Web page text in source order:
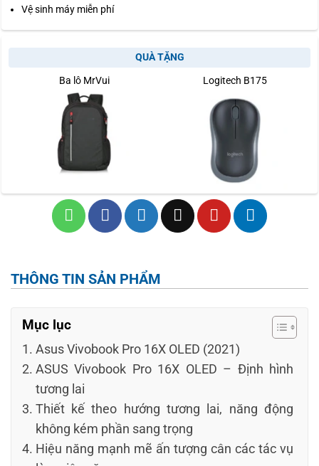
Vệ sinh máy miễn phí
QUÀ TẶNG
Ba lô MrVui Logitech B175
THÔNG TIN SẢN PHẨM
Mục lục
Asus Vivobook Pro 16X OLED (2021)
ASUS Vivobook Pro 16X OLED – Định hình
tương lai
Thiết kế theo hướng tương lai, năng động
không kém phần sang trọng
Hiệu năng mạnh mẽ ấn tượng cân các tác vụ